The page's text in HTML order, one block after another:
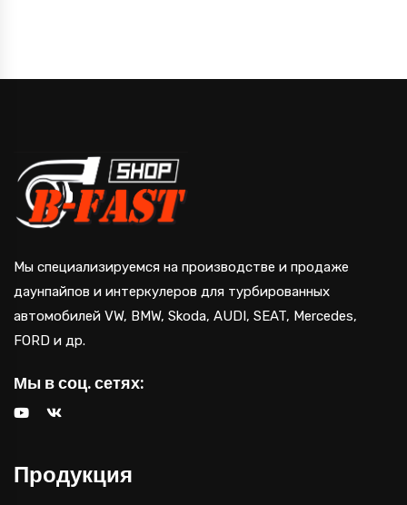
Мы специализируемся на производстве и продаже
даунпайпов и интеркулеров для турбированных
автомобилей VW, BMW, Skoda, AUDI, SEAT, Mercedes,
FORD и др.
Мы в соц. сетях:
Продукция